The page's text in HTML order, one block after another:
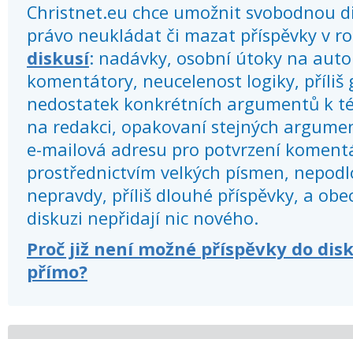
Christnet.eu chce umožnit svobodnou
právo neukládat či mazat příspěvky v
diskusí: nadávky, osobní útoky na
komentátory, neucelenost logiky, příliš
nedostatek konkrétních argumentů k
na redakci, opakovaní stejných
e-mailová adresu pro potvrzení
prostřednictvím velkých písmen,
nepravdy, příliš dlouhé příspěvky, a
diskuzi nepřidají nic nového.
Proč již není možné příspěvky do
přímo?